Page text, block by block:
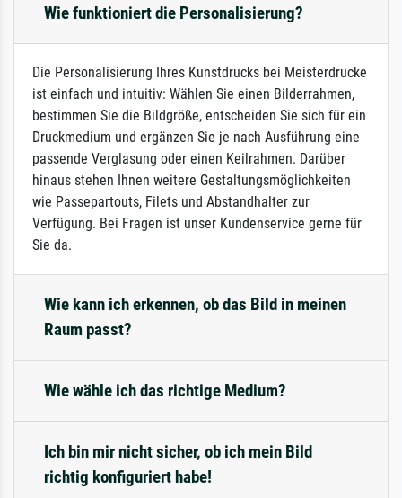
Wie funktioniert die Personalisierung?
Die Personalisierung Ihres Kunstdrucks bei Meisterdrucke
ist einfach und intuitiv: Wählen Sie einen Bilderrahmen,
bestimmen Sie die Bildgröße, entscheiden Sie sich für ein
Druckmedium und ergänzen Sie je nach Ausführung eine
passende Verglasung oder einen Keilrahmen. Darüber
hinaus stehen Ihnen weitere Gestaltungsmöglichkeiten
wie Passepartouts, Filets und Abstandhalter zur
Verfügung. Bei Fragen ist unser Kundenservice gerne für
Sie da.
Wie kann ich erkennen, ob das Bild in meinen
Raum passt?
Wie wähle ich das richtige Medium?
Ich bin mir nicht sicher, ob ich mein Bild
richtig konfiguriert habe!